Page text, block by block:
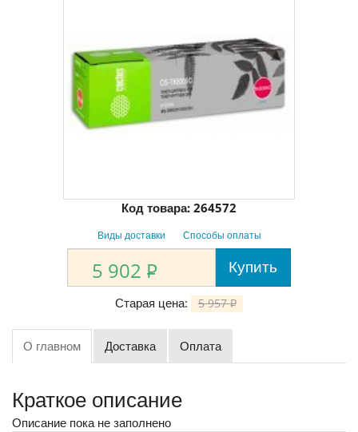
Код товара: 264572
Виды доставки Способы оплаты
5 902 P Купить
Старая цена: 5 957P
О главном Доставка Оплата
Краткое описание
Описание пока не заполнено